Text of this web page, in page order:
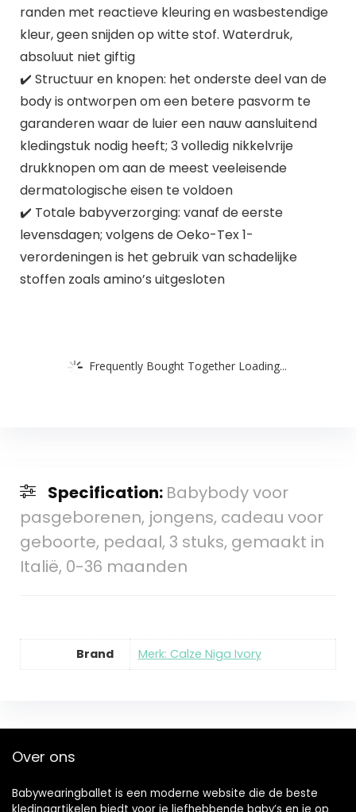
randen met reactieve kleuring en wasbestendige
kleur, geen snijden op witte stof. Waterdruk,
absoluut niet giftig
✔️ Structuur en knopen: het onderste deel van de
body is ontworpen om een betere pasvorm te
garanderen waar de luier een nauw aansluitend
kledingstuk nodig heeft; 3 volledig nikkelvrije
drukknopen om aan de meest veeleisende
dermatologische eisen te voldoen
✔️ Totale babyverzorging: vanaf de eerste
levensdagen; volgens de Oeko-Tex 1-
verordeningen is het gebruik van schadelijke
stoffen zoals amino’s uitgesloten
Frequently Bought Together Loading...
Specification: Babybody voor
pasgeborenen, jongens, cadeau voor
geboorte, pedaal, 3 stuks, gemaakt in
Italië, 0-36 maanden
Brand Merk: Calze Niga Ivory
Over ons
Babywearingballet is een moderne website die de beste